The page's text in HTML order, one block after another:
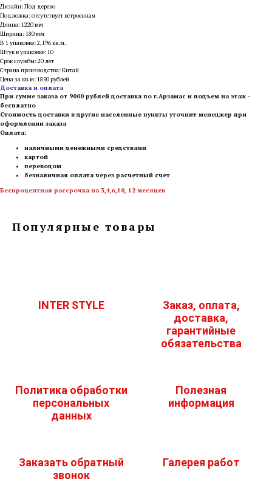
Дизайн: Под дерево
Подложка: отсутствует встроенная
Длина: 1220 мм
Ширина: 180 мм
В 1 упаковке: 2,196 кв.м.
Штук в упаковке: 10
Срок службы: 20 лет
Страна производства: Китай
Цена за кв.м: 1850 рублей
Доставка и оплата
При сумме заказа от 9000 рублей доставка по г.Арзамас и подъем на этаж -
бесплатно
Стоимость доставки в другие населенные пункты уточнит менеджер при
оформлении заказа
Оплата:
наличными денежными средствами
картой
переводом
безналичная оплата через расчетный счет
Беспроцентная рассрочка на 3,4,6,10, 12 месяцев
Популярные товары
INTER STYLE
Заказ, оплата,
доставка,
гарантийные
обязательства
Политика обработки
персональных
данных
Полезная
информация
Заказать обратный
звонок
Галерея работ